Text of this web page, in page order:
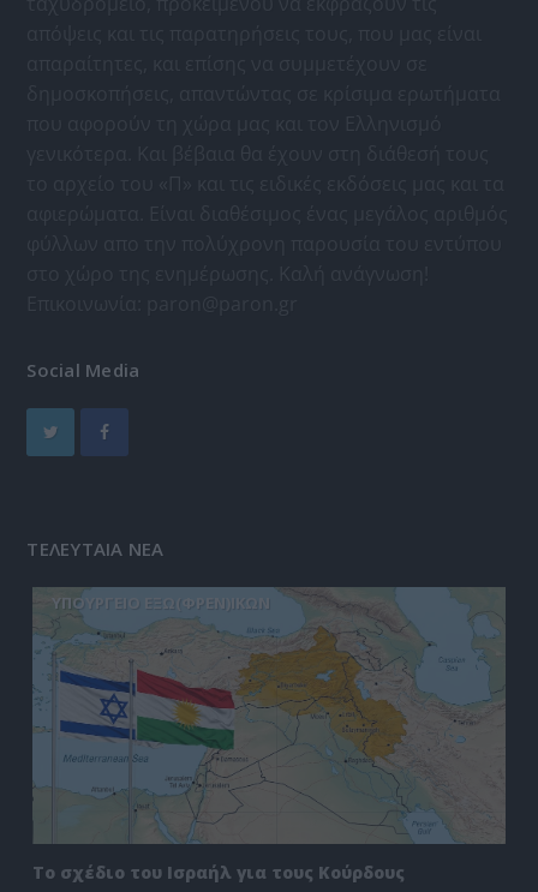
Social Media
ΤΕΛΕΥΤΑΙΑ ΝΕΑ
ΥΠΟΥΡΓΕΙΟ ΕΞΩ(ΦΡΕΝ)ΙΚΩΝ
Το σχέδιο του Ισραήλ για τους Κούρδους